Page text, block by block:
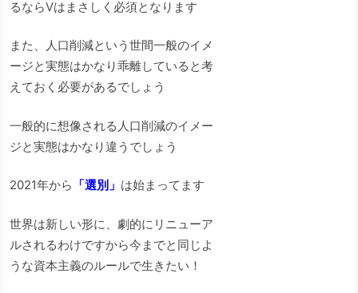
るならVはまさしく必須となります
また、人口削減という世間一般のイメ
ージと実態はかなり乖離していると考
えておく必要があるでしょう
一般的に想像される人口削減のイメー
ジと実態はかなり違うでしょう
2021年から 「選別」 は始まってます
世界は新しい形に、劇的にリニューア
ルされるわけですから今までと同じよ
うな資本主義のルールで生きたい！